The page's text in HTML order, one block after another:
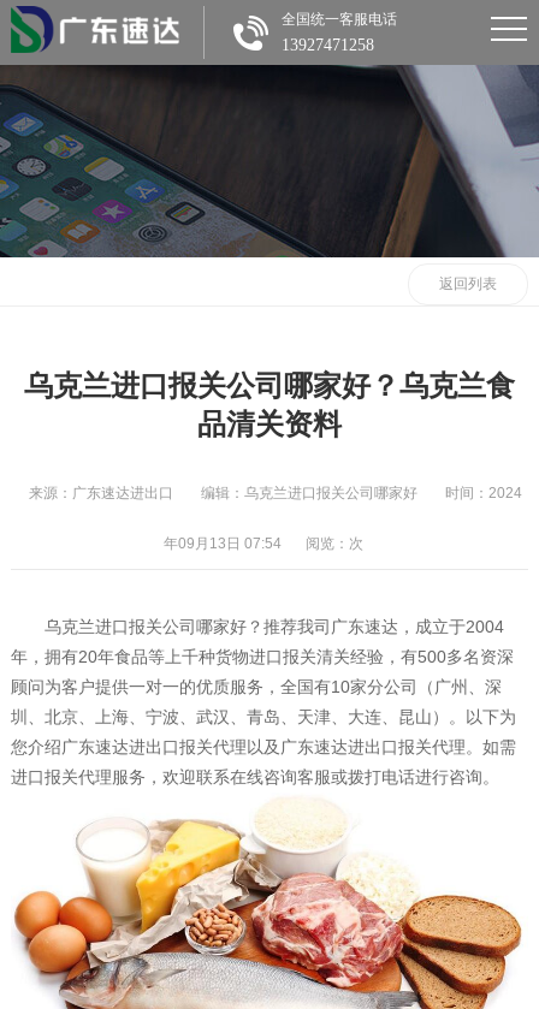
全国统一客服电话
13927471258
返回列表
乌克兰进口报关公司哪家好？乌克兰食
品清关资料
来源：广东速达进出口 编辑：乌克兰进口报关公司哪家好 时间：2024
年09月13日 07:54 阅览： 次
乌克兰进口报关公司哪家好？推荐我司广东速达，成立于2004
年，拥有20年食品等上千种货物进口报关清关经验，有500多名资深
顾问为客户提供一对一的优质服务，全国有10家分公司（广州、深
圳、北京、上海、宁波、武汉、青岛、天津、大连、昆山）。以下为
您介绍广东速达进出口报关代理以及广东速达进出口报关代理。如需
进口报关代理服务，欢迎联系在线咨询客服或拨打电话进行咨询。